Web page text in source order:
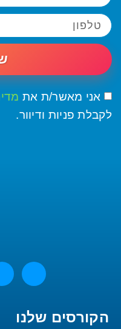
אני מאשר/ת את
לקבלת פניות ודיוור.
הקורסים שלנו